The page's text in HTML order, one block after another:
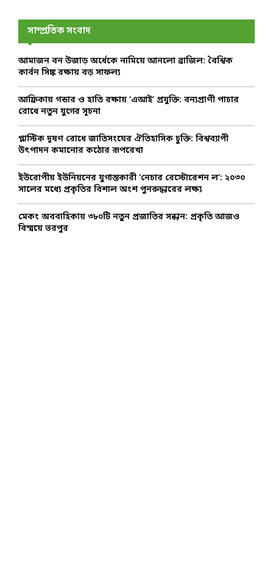
f
r
E
A
সাম্প্রতিক সংবাদ
আমাজন বন উজাড় অর্ধেকে নামিয়ে আনলো ব্রাজিল: বৈশ্বিক
কার্বন সিঙ্ক রক্ষায় বড় সাফল্য
আফ্রিকায় গন্ডার ও হাতি রক্ষায় ‘এআই’ প্রযুক্তি: বন্যপ্রাণী পাচার
রোধে নতুন যুগের সূচনা
প্লাস্টিক দূষণ রোধে জাতিসংঘের ঐতিহাসিক চুক্তি: বিশ্বব্যাপী
উৎপাদন কমানোর কঠোর রূপরেখা
ইউরোপীয় ইউনিয়নের যুগান্তকারী ‘নেচার রেস্টোরেশন ল’: ২০৩০
সালের মধ্যে প্রকৃতির বিশাল অংশ পুনরুদ্ধারের লক্ষ্য
মেকং অববাহিকায় ৩৮০টি নতুন প্রজাতির সন্ধান: প্রকৃতি আজও
বিস্ময়ে ভরপুর